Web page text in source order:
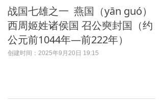
战国七雄之一 ‌ 燕国（yān guó‌）
西周姬姓诸侯国 召公奭封国（约
公元前1044年—前222年）
创建时间： 2025年9月20日 19:15